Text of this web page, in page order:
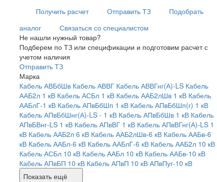
Получить расчет
Отправить ТЗ
Подобрать
аналог
Связаться со специалистом
Не нашли нужный товар?
Подберем по ТЗ или спецификации и подготовим расчет с
учетом наличия
Отправить ТЗ
Марка
Кабель АВБбШв Кабель АВВГ Кабель АВВГнг(А)-LS Кабель
ААБ2л 1 кВ Кабель АСБл 1 кВ Кабель ААБ2лШв 1 кВ Кабель
ААБлГ-1 кВ Кабель АПвБбШп 1 кВ Кабель АПвБбШп(г) 1 кВ
Кабель АПвБбШнг(А)-LS - 1 кВ Кабель АПвБбШв 1 кВ Кабель
АПвБВнг-LS 1 кВ Кабель АПвВГ 1 кВ Кабель АПвВГнг(А)-LS 1
кВ Кабель ААБ2л 6 кВ Кабель ААБ2лШв-6 кВ Кабель ААБв-6
кВ Кабель ААБл-6 кВ Кабель ААБлГ-6 кВ Кабель ААБ2л 10 кВ
Кабель АСБл 10 кВ Кабель ААБл 10 кВ Кабель ААБв-10 кВ
Кабель АПвБП 10 кВ Кабель АПвП 10 кВ АПвПуг-10 кВ
Показать ещё